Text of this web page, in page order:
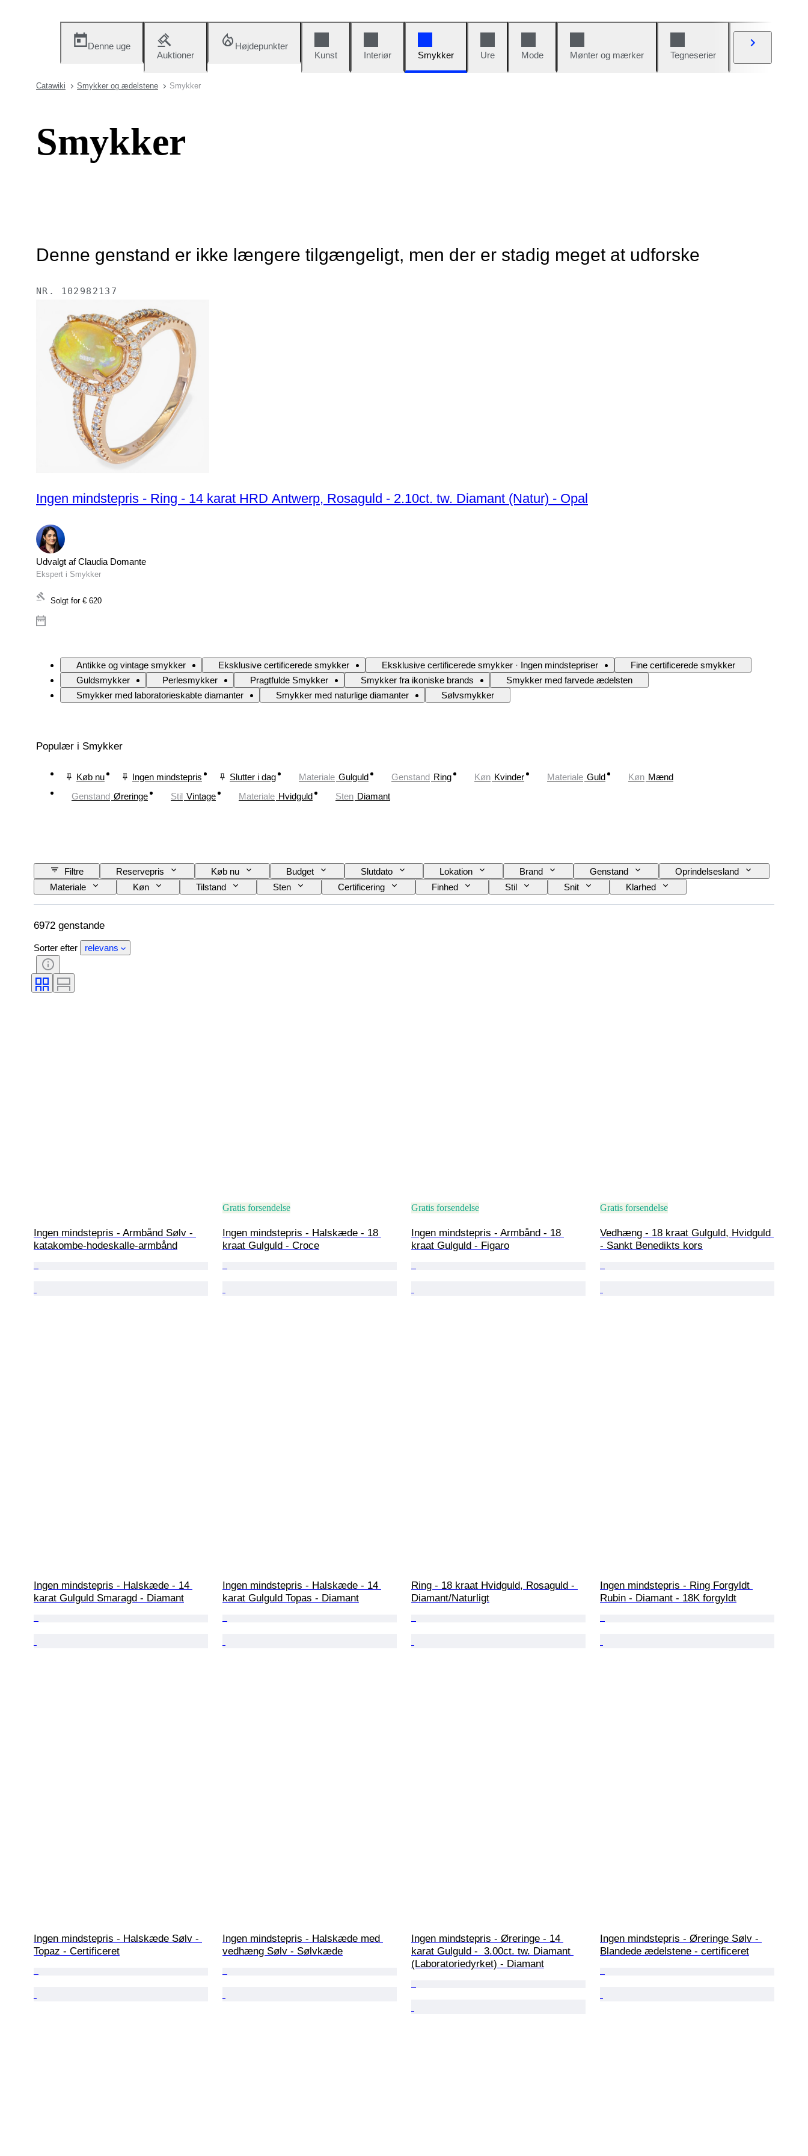
Denne uge
Auktioner
Højdepunkter
Kunst
Interiør Smykker Ure Mode Mønter og mærker Tegneserier
Catawiki Smykker og ædelstene Smykker
Smykker
Denne genstand er ikke længere tilgængeligt, men der er stadig meget at udforske
NR. 102982137
Ingen mindstepris - Ring - 14 karat HRD Antwerp, Rosaguld - 2.10ct. tw. Diamant (Natur) - Opal
Udvalgt af Claudia Domante
Ekspert i Smykker
Solgt for € 620
Antikke og vintage smykker Eksklusive certificerede smykker Eksklusive certificerede smykker · Ingen mindstepriser
Fine certificerede smykker
Guldsmykker
Perlesmykker Pragtfulde Smykker Smykker fra ikoniske brands
Smykker med farvede ædelsten
Smykker med laboratorieskabte diamanter
Smykker med naturlige diamanter Sølvsmykker
Populær i Smykker
Køb nu Ingen mindstepris Slutter i dag Materiale Gulguld Genstand Ring Køn Kvinder Materiale Guld Køn Mænd
Genstand Øreringe Stil Vintage Materiale Hvidguld Sten Diamant
Filtre Reservepris Køb nu Budget Slutdato Lokation Brand Genstand
Oprindelsesland
Materiale
Køn Tilstand Sten Certificering Finhed Stil Snit
Klarhed
Farvekategori
Præcis farve Størrelse på genstand Ædelstensgennemsigtighed Behandling
Perleglans
6972 genstande
Sorter efter relevans
Ingen mindstepris - Armbånd Sølv -
katakombe-hodeskalle-armbånd
Gratis forsendelse
Ingen mindstepris - Halskæde - 18
kraat Gulguld - Croce
Gratis forsendelse
Ingen mindstepris - Armbånd - 18
kraat Gulguld - Figaro
Gratis forsendelse
Vedhæng - 18 kraat Gulguld, Hvidguld
- Sankt Benedikts kors
Ingen mindstepris - Halskæde - 14
karat Gulguld Smaragd - Diamant
Ingen mindstepris - Halskæde - 14
karat Gulguld Topas - Diamant
Ring - 18 kraat Hvidguld, Rosaguld -
Diamant/Naturligt
Ingen mindstepris - Ring Forgyldt
Rubin - Diamant - 18K forgyldt
Ingen mindstepris - Halskæde Sølv -
Topaz - Certificeret
Ingen mindstepris - Halskæde med
vedhæng Sølv - Sølvkæde
Ingen mindstepris - Øreringe - 14
karat Gulguld -  3.00ct. tw. Diamant
(Laboratoriedyrket) - Diamant
Ingen mindstepris - Øreringe Sølv -
Blandede ædelstene - certificeret